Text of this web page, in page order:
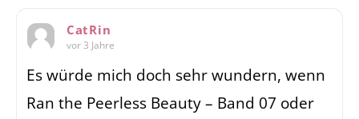
CatRin
vor 3 Jahre
Es würde mich doch sehr wundern, wenn
Ran the Peerless Beauty – Band 07 oder